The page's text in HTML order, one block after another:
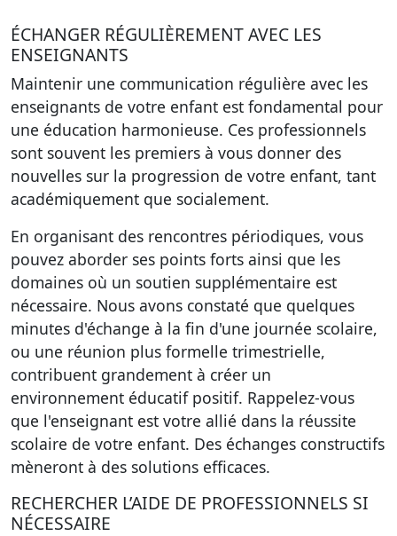
ÉCHANGER RÉGULIÈREMENT AVEC LES
ENSEIGNANTS
Maintenir une communication régulière avec les
enseignants de votre enfant est fondamental pour
une éducation harmonieuse. Ces professionnels
sont souvent les premiers à vous donner des
nouvelles sur la progression de votre enfant, tant
académiquement que socialement.
En organisant des rencontres périodiques, vous
pouvez aborder ses points forts ainsi que les
domaines où un soutien supplémentaire est
nécessaire. Nous avons constaté que quelques
minutes d'échange à la fin d'une journée scolaire,
ou une réunion plus formelle trimestrielle,
contribuent grandement à créer un
environnement éducatif positif. Rappelez-vous
que l'enseignant est votre allié dans la réussite
scolaire de votre enfant. Des échanges constructifs
mèneront à des solutions efficaces.
RECHERCHER L’AIDE DE PROFESSIONNELS SI
NÉCESSAIRE